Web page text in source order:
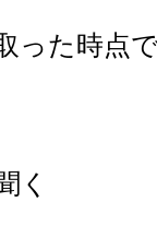
った時点
く